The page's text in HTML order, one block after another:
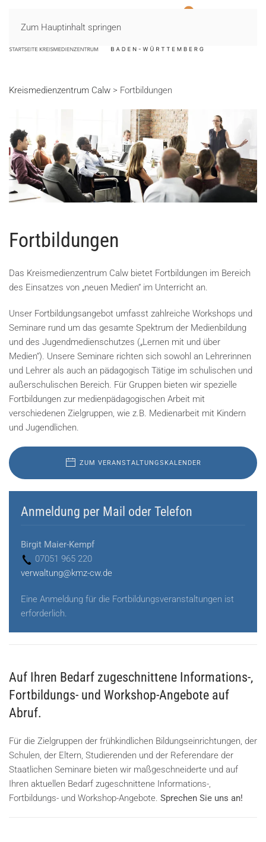
Zum Hauptinhalt springen
Kreismedienzentrum Calw > Fortbildungen
Fortbildungen
Das Kreismedienzentrum Calw bietet Fortbildungen im Bereich
des Einsatzes von „neuen Medien“ im Unterricht an.
Unser Fortbildungsangebot umfasst zahlreiche Workshops und
Seminare rund um das gesamte Spektrum der Medienbildung
und des Jugendmedienschutzes („Lernen mit und über
Medien“). Unsere Seminare richten sich sowohl an Lehrerinnen
und Lehrer als auch an pädagogisch Tätige im schulischen und
außerschulischen Bereich. Für Gruppen bieten wir spezielle
Fortbildungen zur medienpädagogischen Arbeit mit
verschiedenen Zielgruppen, wie z.B. Medienarbeit mit Kindern
und Jugendlichen.
ZUM VERANSTALTUNGSKALENDER
Anmeldung per Mail oder Telefon
Birgit Maier-Kempf
07051 965 220
verwaltung@kmz-cw.de
Eine Anmeldung für die Fortbildungsveranstaltungen ist
erforderlich.
Auf Ihren Bedarf zugeschnittene Informations-,
Fortbildungs- und Workshop-Angebote auf
Abruf.
Für die Zielgruppen der frühkindlichen Bildungseinrichtungen, der
Schulen, der Eltern, Studierenden und der Referendare der
Staatlichen Seminare bieten wir maßgeschneiderte und auf
Ihren aktuellen Bedarf zugeschnittene Informations-,
Fortbildungs- und Workshop-Angebote. Sprechen Sie uns an!